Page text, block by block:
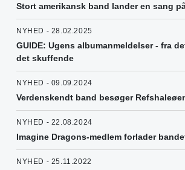
Stort amerikansk band lander en sang
NYHED - 28.02.2025
GUIDE: Ugens albumanmeldelser - fra
det skuffende
NYHED - 09.09.2024
Verdenskendt band besøger
NYHED - 22.08.2024
Imagine Dragons-medlem forlader
NYHED - 25.11.2022